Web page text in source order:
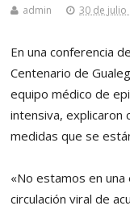
admin 30 de julio
En una conferencia
Centenario de
equipo médico de
intensiva, explicaron
medidas que se
«No estamos en
circulación viral de